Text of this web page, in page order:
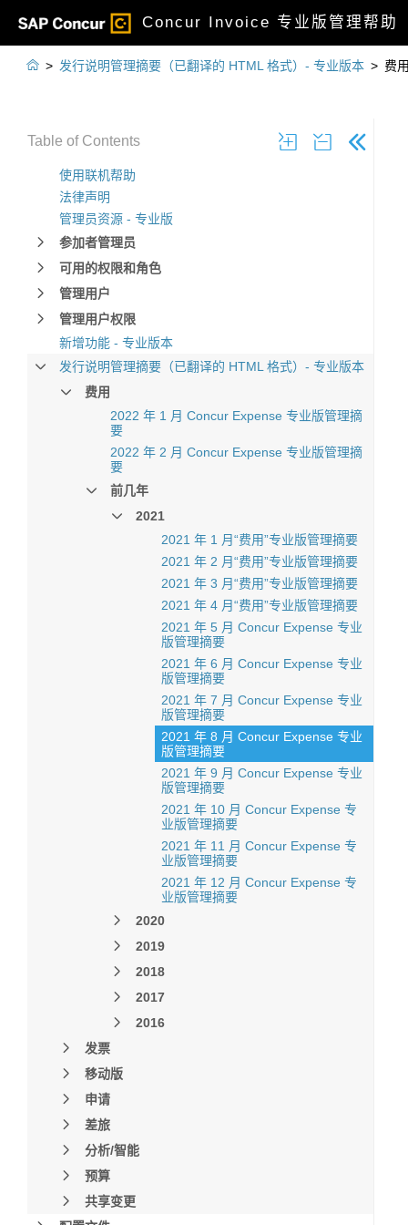
Concur Invoice 专业版管理帮助
Table of Contents
使用联机帮助
法律声明
管理员资源 - 专业版
参加者管理员
可用的权限和角色
管理用户
管理用户权限
新增功能 - 专业版本
发行说明管理摘要（已翻译的 HTML 格式）- 专业版本
费用
2022 年 1 月 Concur Expense 专业版管理摘
要
2022 年 2 月 Concur Expense 专业版管理摘
要
前几年
2021
2021 年 1 月“费用”专业版管理摘要
2021 年 2 月“费用”专业版管理摘要
2021 年 3 月“费用”专业版管理摘要
2021 年 4 月“费用”专业版管理摘要
2021 年 5 月 Concur Expense 专业
版管理摘要
2021 年 6 月 Concur Expense 专业
版管理摘要
2021 年 7 月 Concur Expense 专业
版管理摘要
2021 年 8 月 Concur Expense 专业
版管理摘要
2021 年 9 月 Concur Expense 专业
版管理摘要
2021 年 10 月 Concur Expense 专
业版管理摘要
2021 年 11 月 Concur Expense 专
业版管理摘要
2021 年 12 月 Concur Expense 专
业版管理摘要
2020
2019
2018
2017
2016
发票
移动版
申请
差旅
分析/智能
预算
共享变更
 > 发行说明管理摘要（已翻译的 HTML 格式）- 专业版本 > 费用